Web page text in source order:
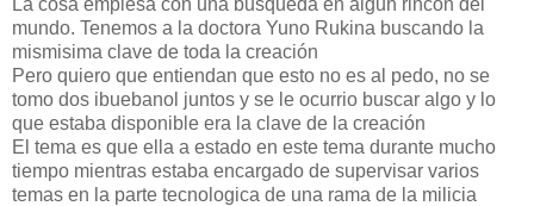
mundo. Tenemos a la doctora Yuno Rukina buscando la
mismisima clave de toda la creación
Pero quiero que entiendan que esto no es al pedo, no se
tomo dos ibuebanol juntos y se le ocurrio buscar algo y lo
que estaba disponible era la clave de la creación
El tema es que ella a estado en este tema durante mucho
tiempo mientras estaba encargado de supervisar varios
temas en la parte tecnologica de una rama de la milicia